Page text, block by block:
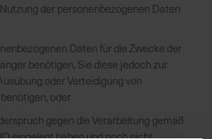
der personenbezogenen Daten
Daten für die Zwecke der
benötigen, Sie diese jedoch zur
oder Verteidigung von
oder
gegen die Verarbeitung gemäß
eingelegt haben und noch nicht